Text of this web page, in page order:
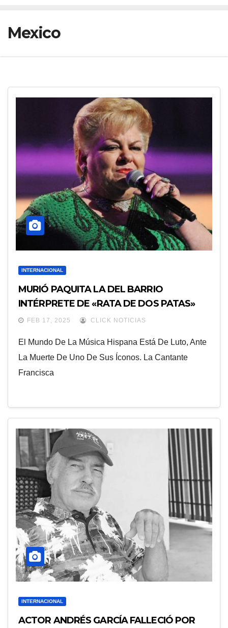
Mexico
INTERNACIONAL
MURIÓ PAQUITA LA DEL BARRIO
INTÉRPRETE DE «RATA DE DOS PATAS»
FEB 17, 2025 CLICK NOTICIAS
El Mundo De La Música Hispana Está De Luto, Ante
La Muerte De Uno De Sus Íconos. La Cantante
Francisca
INTERNACIONAL
ACTOR ANDRÉS GARCÍA FALLECIÓ POR